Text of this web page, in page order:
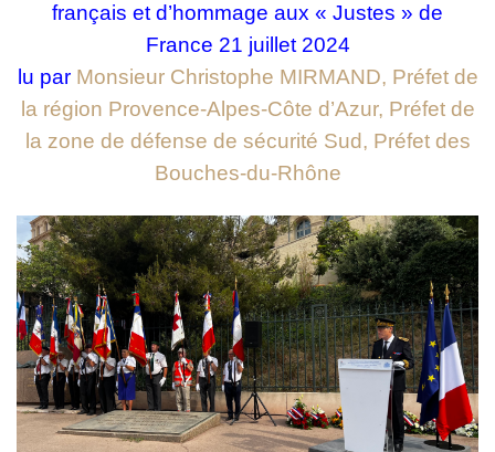
français et d’hommage aux « Justes » de
France 21 juillet 2024
lu par Monsieur Christophe MIRMAND, Préfet de
la région Provence-Alpes-Côte d’Azur, Préfet de
la zone de défense de sécurité Sud, Préfet des
Bouches-du-Rhône